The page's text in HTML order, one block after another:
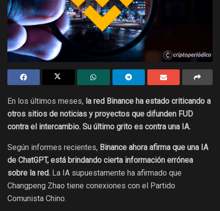
En los últimos meses, la red Binance ha estado criticando a
otros sitios de noticias y proyectos que difunden FUD
contra el intercambio. Su último grito es contra una IA.
Según informes recientes, Binance ahora afirma que una IA
de ChatGPT, está brindando cierta información errónea
sobre la red. La IA supuestamente ha afirmado que
Changpeng Zhao tiene conexiones con el Partido
Comunista Chino.